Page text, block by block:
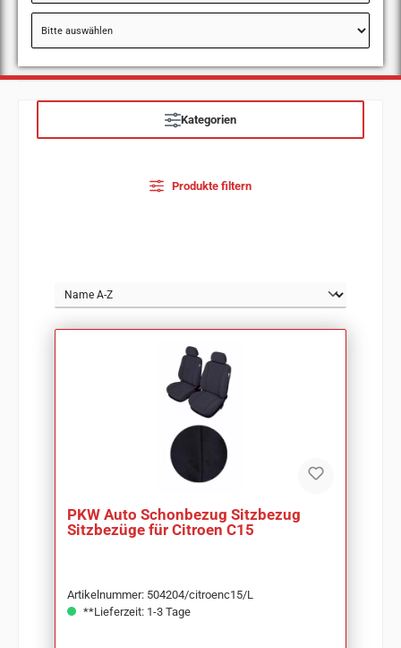
Kategorien
Produkte filtern
PKW Auto Schonbezug Sitzbezug
Sitzbezüge für Citroen C15
Artikelnummer: 504204/citroenc15/L
**Lieferzeit: 1-3 Tage